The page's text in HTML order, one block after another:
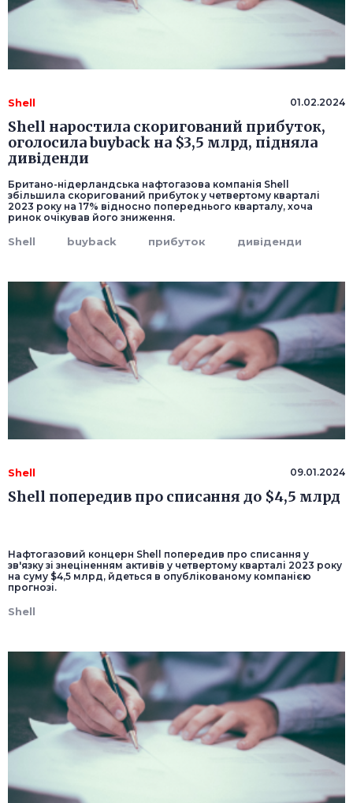
Shell 01.02.2024
Shell наростила скоригований прибуток,
оголосила buyback на $3,5 млрд, підняла
дивіденди
Британо-нідерландська нафтогазова компанія Shell
збільшила скоригований прибуток у четвертому кварталі
2023 року на 17% відносно попереднього кварталу, хоча
ринок очікував його зниження.
Shell buyback прибуток дивіденди
Shell 09.01.2024
Shell попередив про списання до $4,5 млрд
Нафтогазовий концерн Shell попередив про списання у
зв'язку зі знеціненням активів у четвертому кварталі 2023 року
на суму $4,5 млрд, йдеться в опублікованому компанією
прогнозі.
Shell